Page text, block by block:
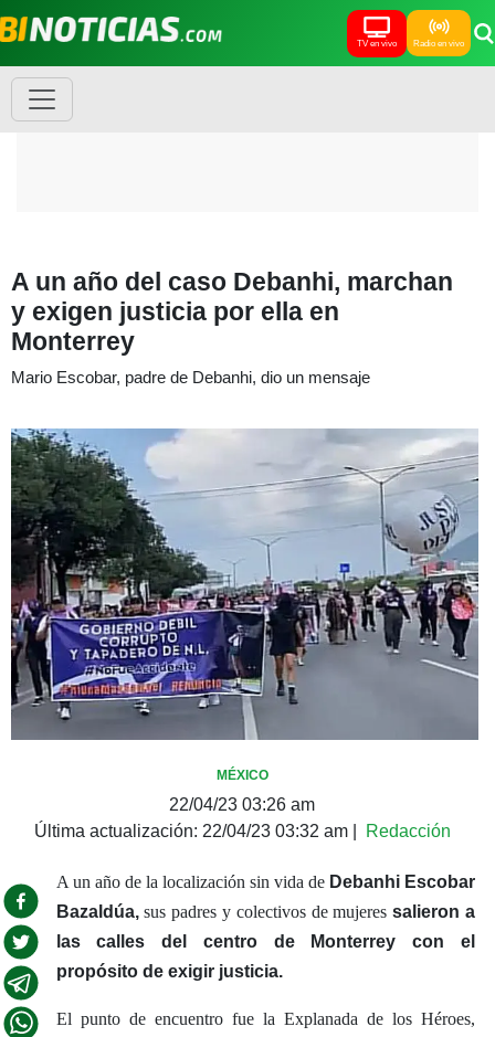
TV en vivo Radio en vivo
A un año del caso Debanhi, marchan
y exigen justicia por ella en
Monterrey
Mario Escobar, padre de Debanhi, dio un mensaje
MÉXICO
22/04/23 03:26 am
Última actualización: 22/04/23 03:32 am| Redacción
A un año de la localización sin vida de Debanhi Escobar
Bazaldúa,sus padres y colectivos de mujeressalieron a
las calles del centro de Monterrey con el
propósito de exigir justicia.
El punto de encuentro fue la Explanada de los Héroes,